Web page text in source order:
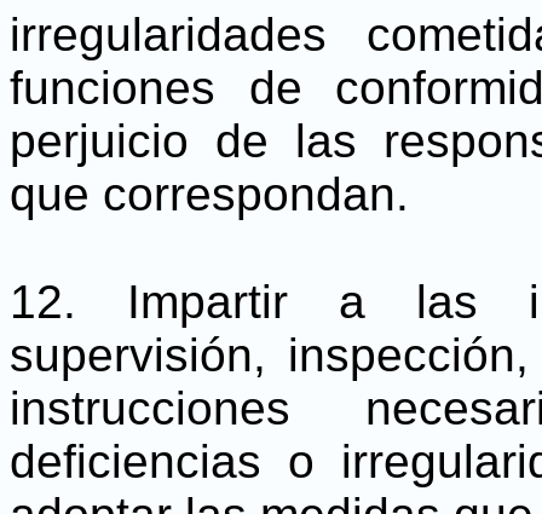
irregularidades
funciones de
perjuicio de las
que correspondan.
12. Impartir a las
supervisión,
instrucciones
deficiencias o